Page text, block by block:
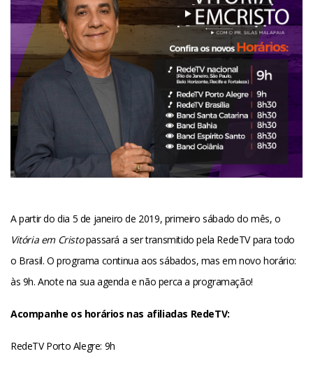
A partir do dia 5 de janeiro de 2019, primeiro sábado do mês, o
Vitória em Cristopassará a ser transmitido pela RedeTV para todo
o Brasil. O programa continua aos sábados, mas em novo horário:
às 9h. Anote na sua agenda e não perca a programação!
Acompanhe os horários nas afiliadas RedeTV:
RedeTV Porto Alegre: 9h